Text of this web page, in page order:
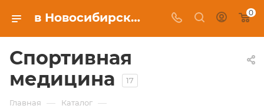
в Новосибирске, купить в интернет-магазине c бесплатной доставкой 0
Спортивная
медицина
17
Главная — Каталог —